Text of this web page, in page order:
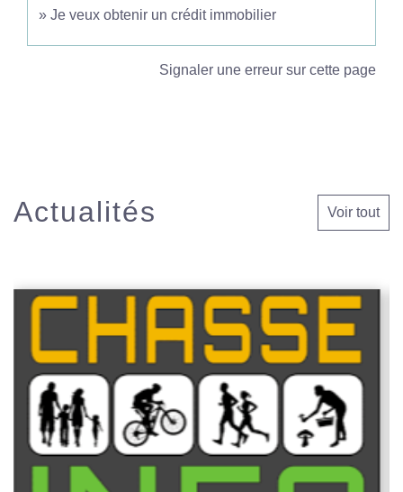
Je veux obtenir un crédit immobilier
Signaler une erreur sur cette page
Actualités Voir tout